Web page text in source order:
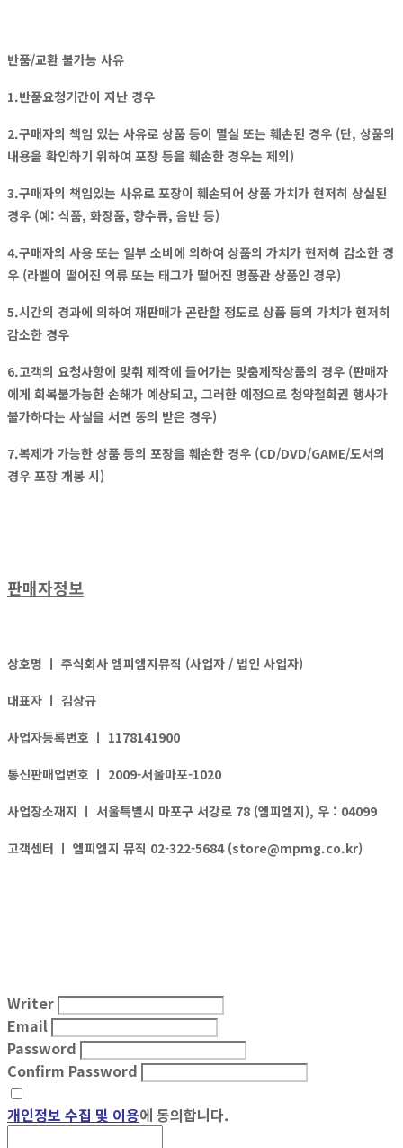
반품/교환 불가능 사유
1.반품요청기간이 지난 경우
2.구매자의 책임 있는 사유로 상품 등이 멸실 또는 훼손된 경우 (단, 상품의
내용을 확인하기 위하여 포장 등을 훼손한 경우는 제외)
3.구매자의 책임있는 사유로 포장이 훼손되어 상품 가치가 현저히 상실된
경우 (예: 식품, 화장품, 향수류, 음반 등)
4.구매자의 사용 또는 일부 소비에 의하여 상품의 가치가 현저히 감소한 경
우 (라벨이 떨어진 의류 또는 태그가 떨어진 명품관 상품인 경우)
5.시간의 경과에 의하여 재판매가 곤란할 정도로 상품 등의 가치가 현저히
감소한 경우
6.고객의 요청사항에 맞춰 제작에 들어가는 맞춤제작상품의 경우 (판매자
에게 회복불가능한 손해가 예상되고, 그러한 예정으로 청약철회권 행사가
불가하다는 사실을 서면 동의 받은 경우)
7.복제가 가능한 상품 등의 포장을 훼손한 경우 (CD/DVD/GAME/도서의
경우 포장 개봉 시)
판매자정보
상호명 ㅣ 주식회사 엠피엠지뮤직 (사업자 / 법인 사업자)
대표자 ㅣ 김상규
사업자등록번호 ㅣ 1178141900
통신판매업번호 ㅣ 2009-서울마포-1020
사업장소재지 ㅣ 서울특별시 마포구 서강로 78 (엠피엠지), 우 : 04099
고객센터 ㅣ 엠피엠지 뮤직 02-322-5684 (store@mpmg.co.kr)
Writer
Email
Password
Confirm Password
개인정보 수집 및 이용에 동의합니다.